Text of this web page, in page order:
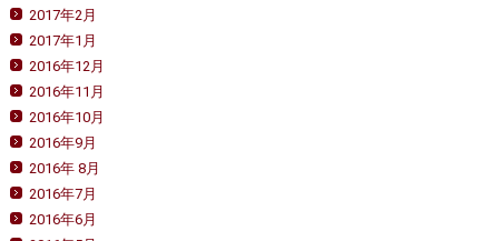
2017年2月
2017年1月
2016年12月
2016年11月
2016年10月
2016年9月
2016年 8月
2016年7月
2016年6月